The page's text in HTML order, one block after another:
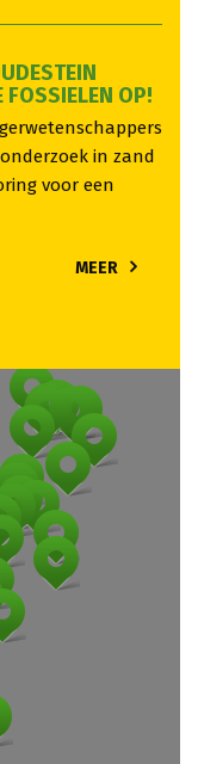
FOSSIELEN OP!
in zand
voor een
MEER